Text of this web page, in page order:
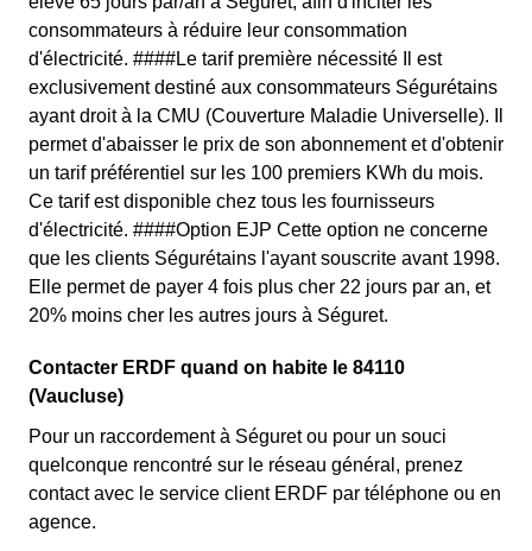
consommateurs à réduire leur consommation
d'électricité. ####Le tarif première nécessité Il est
exclusivement destiné aux consommateurs Ségurétains
ayant droit à la CMU (Couverture Maladie Universelle). Il
permet d'abaisser le prix de son abonnement et d'obtenir
un tarif préférentiel sur les 100 premiers KWh du mois.
Ce tarif est disponible chez tous les fournisseurs
d'électricité. ####Option EJP Cette option ne concerne
que les clients Ségurétains l'ayant souscrite avant 1998.
Elle permet de payer 4 fois plus cher 22 jours par an, et
20% moins cher les autres jours à Séguret.
Contacter ERDF quand on habite le 84110
(Vaucluse)
Pour un raccordement à Séguret ou pour un souci
quelconque rencontré sur le réseau général, prenez
contact avec le service client ERDF par téléphone ou en
agence.